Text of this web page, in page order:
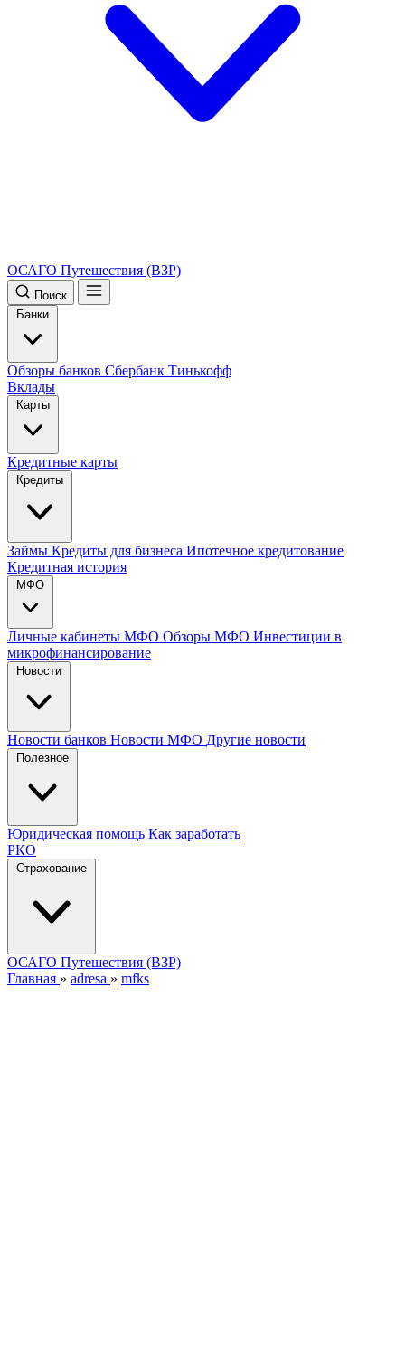
ОСАГО Путешествия (ВЗР)
Поиск
Банки
Обзоры банков Сбербанк Тинькофф
Вклады
Карты
Кредитные карты
Кредиты
Займы Кредиты для бизнеса Ипотечное кредитование
Кредитная история
МФО
Личные кабинеты МФО Обзоры МФО Инвестиции в
микрофинансирование
Новости
Новости банков Новости МФО Другие новости
Полезное
Юридическая помощь Как заработать
РКО
Страхование
ОСАГО Путешествия (ВЗР)
Главная » adresa » mfks